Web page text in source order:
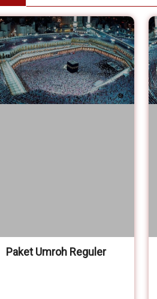
Paket Umroh Reguler